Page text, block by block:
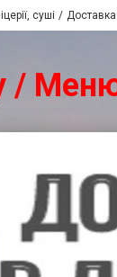
суші Доставка
/